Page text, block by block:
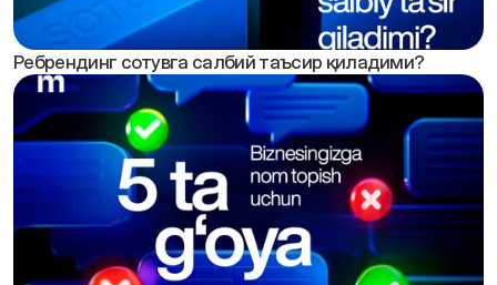
Ребрендинг сотувга салбий таъсир қиладими?